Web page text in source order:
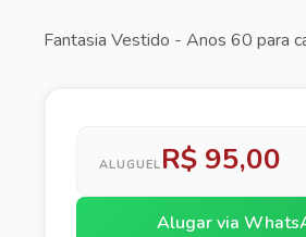
Fantasia Vestido - Anos 60 para
ALUGUEL R$ 95,00
Alugar via